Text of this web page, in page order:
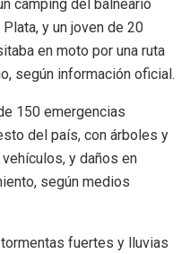
camping del balneario
y un joven de 20
en moto por una ruta
según información oficial.
150 emergencias
del país, con árboles y
y daños en
según medios
fuertes y lluvias